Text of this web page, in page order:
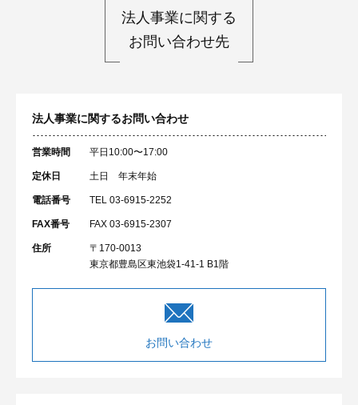
法人事業に関する
お問い合わせ先
法人事業に関するお問い合わせ
営業時間 平日10:00〜17:00
定休日 土日 年末年始
電話番号 TEL 03-6915-2252
FAX番号 FAX 03-6915-2307
住所
〒170-0013
東京都豊島区東池袋1-41-1 B1階
お問い合わせ